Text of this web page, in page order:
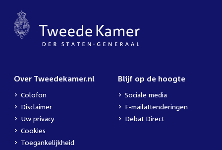
Over Tweedekamer.nl
Colofon
Disclaimer
Uw privacy
Cookies
Toegankelijkheid
Blijf op de hoogte
Sociale media
E-mailattenderingen
Debat Direct